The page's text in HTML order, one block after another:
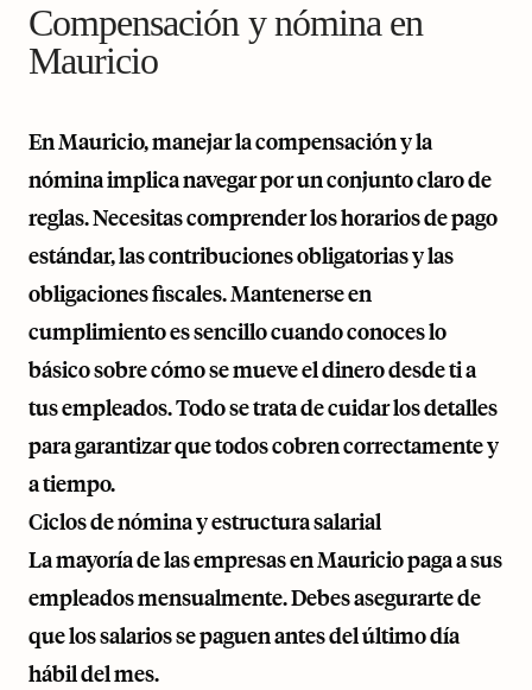
Compensación y nómina en
Mauricio
En Mauricio, manejar la compensación y la
nómina implica navegar por un conjunto claro de
reglas. Necesitas comprender los horarios de pago
estándar, las contribuciones obligatorias y las
obligaciones fiscales. Mantenerse en
cumplimiento es sencillo cuando conoces lo
básico sobre cómo se mueve el dinero desde ti a
tus empleados. Todo se trata de cuidar los detalles
para garantizar que todos cobren correctamente y
a tiempo.
Ciclos de nómina y estructura salarial
La mayoría de las empresas en Mauricio paga a sus
empleados mensualmente. Debes asegurarte de
que los salarios se paguen antes del último día
hábil del mes.